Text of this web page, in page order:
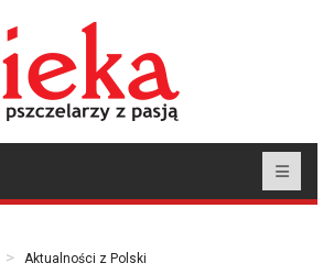
Aktualności z Polski